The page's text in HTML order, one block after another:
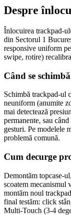
Despre
Înlocuirea trackpad-
din Sectorul 1
responsive uniform
swipe, rotire)
Când se schimbă
Schimbă trackpad-ul
neuniform (anumite
mai detectează
permanente, sau
gesturi. Pe modelele
problemă comună.
Cum decurge
Demontăm topcase-
scoatem mecanismul
montăm noul
final testăm: click
Multi-Touch (3-4